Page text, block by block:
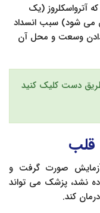
آترواسکلروز (یک
می شود) سبب انسداد
وسعت و محل آن
طریق دست کلیک کنید
قلب
آزمایش صورت گرفت و
نشد، پزشک می تواند
کند.